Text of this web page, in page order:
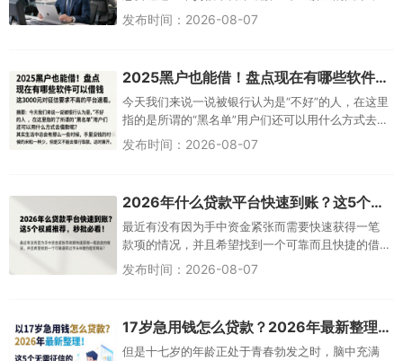
但是又害怕自己的信用记录不好而被拒绝。实际上
市场上有很多贷款平台并不上征信，在征信上有问
发布时间：2026-08-07
2025黑户也能借！盘点现在有哪些软件可以借钱，这3000元对征信要求不高的平台速看
今天我们来说一说被银行认为是“不好”的人，在这里
指的是所谓的“黑名单”用户们还可以用什么方式去借
款呢？其实生活中总会有那么一些时候，手里没钱
的时候就像牙齿缝隙中的米粒一样少，但是又不能
发布时间：2026-08-07
2026年什么贷款平台快速到账？这5个权威推荐，秒批必看！
最近有没有因为手中资金紧张而需要快速获得一笔
款项的情况，并且希望找到一个可靠而且快捷的借
贷网站？我们普通人的生活当中，哪个人没有遇到
过手头拮据的时候呢？今天我们来说说什么样的贷
发布时间：2026-08-07
17岁急用钱怎么贷款？2026年最新整理！这5个无需征信的网贷口子必须收藏
但是十七岁的年龄正处于青春勃发之时，脑中充满